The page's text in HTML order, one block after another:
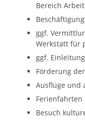
Bereich
ggf.
Werkstatt für
ggf.
Förderung
Ausflüge und
Ferienfahrten
Besuch